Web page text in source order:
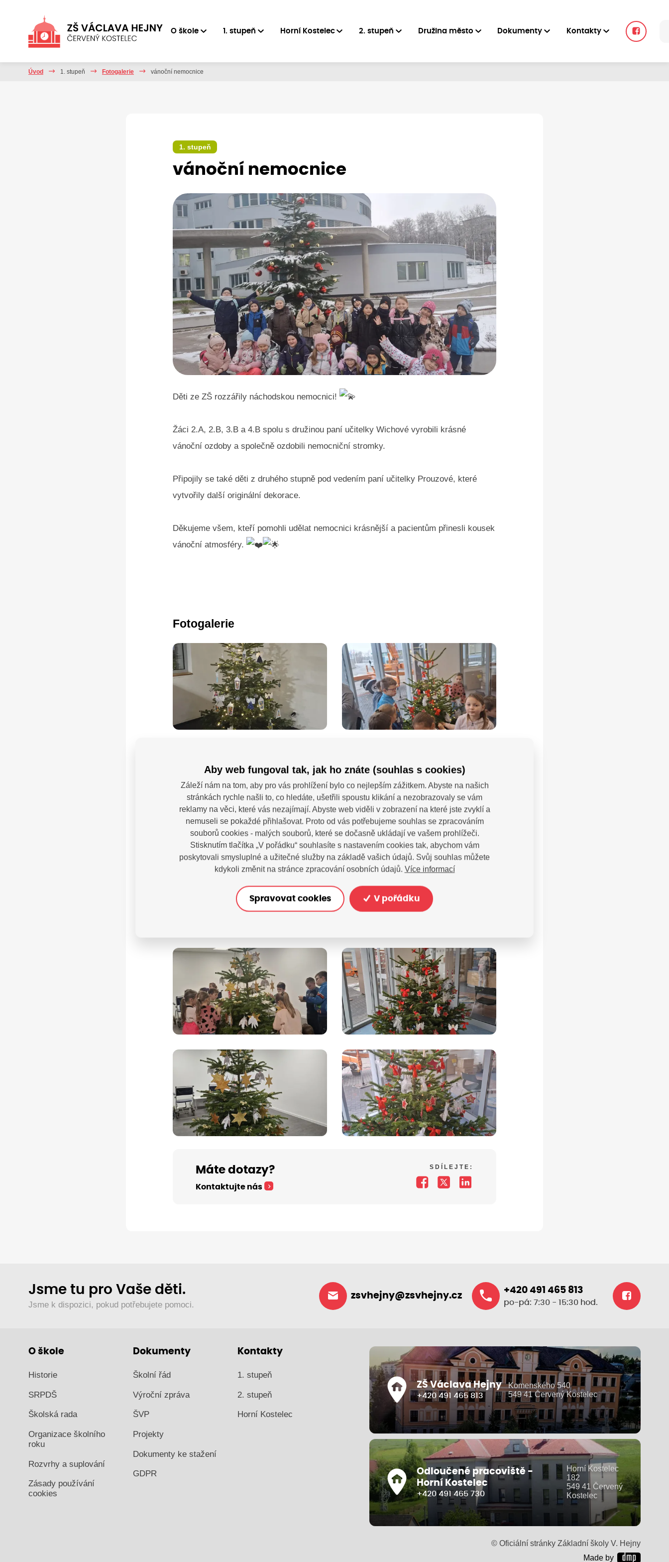
O škole 1. stupeň Horní Kostelec 2. stupeň Družina město Dokumenty Kontakty
Úvod 1. stupeň Fotogalerie vánoční nemocnice
1. stupeň
vánoční nemocnice
Děti ze ZŠ rozzářily náchodskou nemocnici!
Žáci 2.A, 2.B, 3.B a 4.B spolu s družinou paní učitelky Wichové vyrobili krásné
vánoční ozdoby a společně ozdobili nemocniční stromky.
Připojily se také děti z druhého stupně pod vedením paní učitelky Prouzové, které
vytvořily další originální dekorace.
Děkujeme všem, kteří pomohli udělat nemocnici krásnější a pacientům přinesli kousek
vánoční atmosféry.
Fotogalerie
Máte dotazy?
Kontaktujte nás
SDÍLEJTE:
Jsme tu pro Vaše děti.
Jsme k dispozici, pokud potřebujete pomoci.
zsvhejny@zsvhejny.cz
+420 491 465 813
po-pá: 7:30 - 15:30 hod.
O škole
Historie
SRPDŠ
Školská rada
Organizace školního
roku
Rozvrhy a suplování
Zásady používání
cookies
Dokumenty
Školní řád
Výroční zpráva
ŠVP
Projekty
Dokumenty ke stažení
GDPR
Kontakty
1. stupeň
2. stupeň
Horní Kostelec
ZŠ Václava Hejny
+420 491 465 813
Komenského 540
549 41 Červený Kostelec
Odloučené pracoviště -
Horní Kostelec
+420 491 465 730
Horní Kostelec
182
549 41 Červený
Kostelec
© Oficiální stránky Základní školy V. Hejny
Made by
Aby web fungoval tak, jak ho znáte (souhlas s cookies)
Záleží nám na tom, aby pro vás prohlížení bylo co nejlepším zážitkem. Abyste na našich
stránkách rychle našli to, co hledáte, ušetřili spoustu klikání a nezobrazovaly se vám
reklamy na věci, které vás nezajímají. Abyste web viděli v zobrazení na které jste zvyklí a
nemuseli se pokaždé přihlašovat. Proto od vás potřebujeme souhlas se zpracováním
souborů cookies - malých souborů, které se dočasně ukládají ve vašem prohlížeči.
Stisknutím tlačítka „V pořádku“ souhlasíte s nastavením cookies tak, abychom vám
poskytovali smysluplné a užitečné služby na základě vašich údajů. Svůj souhlas můžete
kdykoli změnit na stránce zpracování osobních údajů. Více informací
Spravovat cookies V pořádku